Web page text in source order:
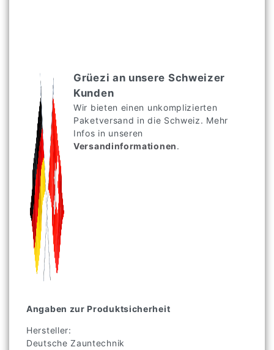
Grüezi an unsere Schweizer
Kunden
Wir bieten einen unkomplizierten
Paketversand in die Schweiz. Mehr
Infos in unseren
Versandinformationen.
Angaben zur Produktsicherheit
Hersteller:
Deutsche Zauntechnik